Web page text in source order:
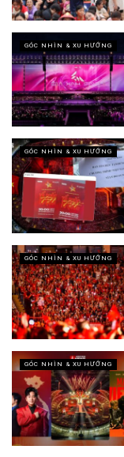
GÓC NHÌN & XU HƯỚNG
GÓC NHÌN & XU HƯỚNG
GÓC NHÌN & XU HƯỚNG
GÓC NHÌN & XU HƯỚNG